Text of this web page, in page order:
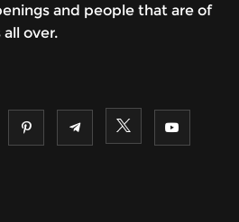
and people that are of
over.